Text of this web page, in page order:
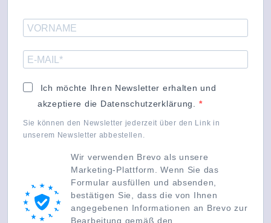
Ich möchte Ihren Newsletter erhalten und
akzeptiere die Datenschutzerklärung.
Sie können den Newsletter jederzeit über den Link in
unserem Newsletter abbestellen.
Wir verwenden Brevo als unsere
Marketing-Plattform. Wenn Sie das
Formular ausfüllen und absenden,
bestätigen Sie, dass die von Ihnen
angegebenen Informationen an Brevo zur
Bearbeitung gemäß den